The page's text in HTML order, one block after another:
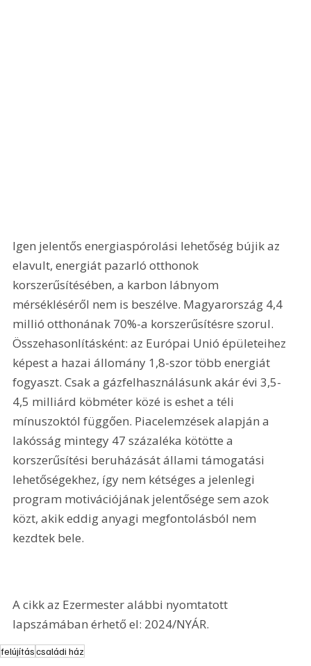
Igen jelentős energiaspórolási lehetőség bújik az
elavult, energiát pazarló otthonok
korszerűsítésében, a karbon lábnyom
mérsékléséről nem is beszélve. Magyarország 4,4
millió otthonának 70%-a korszerűsítésre szorul.
Összehasonlításként: az Európai Unió épületeihez
képest a hazai állomány 1,8-szor több energiát
fogyaszt. Csak a gázfelhasználásunk akár évi 3,5-
4,5 milliárd köbméter közé is eshet a téli
mínuszoktól függően. Piacelemzések alapján a
lakósság mintegy 47 százaléka kötötte a
korszerűsítési beruházását állami támogatási
lehetőségekhez, így nem kétséges a jelenlegi
program motivációjának jelentősége sem azok
közt, akik eddig anyagi megfontolásból nem
kezdtek bele.
A cikk az Ezermester alábbi nyomtatott
lapszámában érhető el: 2024/NYÁR.
felújításcsaládi ház